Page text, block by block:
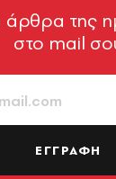
άρθρα της
στο mail
ΕΓΓΡΑΦΗ